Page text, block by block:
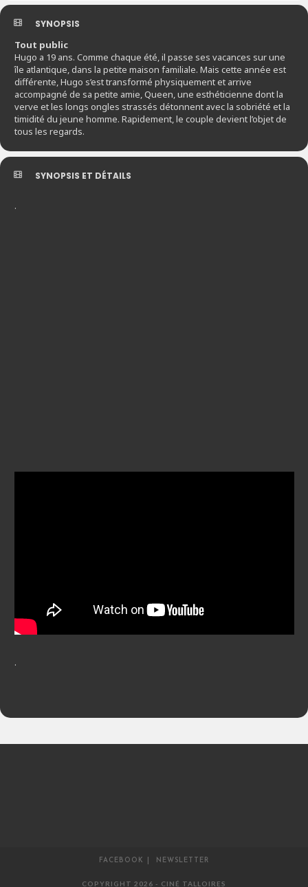
SYNOPSIS
Tout public
Hugo a 19 ans. Comme chaque été, il passe ses vacances sur une
île atlantique, dans la petite maison familiale. Mais cette année est
différente, Hugo s’est transformé physiquement et arrive
accompagné de sa petite amie, Queen, une esthéticienne dont la
verve et les longs ongles strassés détonnent avec la sobriété et la
timidité du jeune homme. Rapidement, le couple devient l’objet de
tous les regards.
SYNOPSIS ET DÉTAILS
.
.
FACEBOOK NEWSLETTER
COPYRIGHT 2026 - CINÉ TALLOIRES